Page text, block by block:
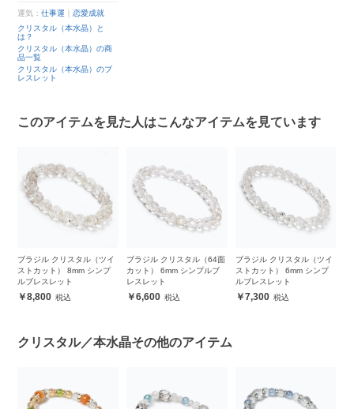
運気：仕事運 ｜恋愛成就
クリスタル（本水晶）と
は？
クリスタル（本水晶）の商
品一覧
クリスタル（本水晶）のブ
レスレット
このアイテムを見た人はこんなアイテムを見ています
ブラジル クリスタル（ツイ
ストカット） 8mm シンプ
ルブレスレット
8,800
ブラジル クリスタル（64面
カット） 6mm シンプルブ
レスレット
6,600
ブラジル クリスタル（ツイ
ストカット） 6mm シンプ
ルブレスレット
7,300
クリスタル／本水晶その他のアイテム